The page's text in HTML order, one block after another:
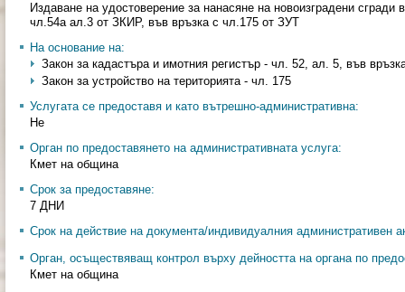
Издаване на удостоверение за нанасяне на новоизградени
чл.54а ал.3 от ЗКИР, във връзка с чл.175 от ЗУТ
На основание на:
Закон за кадастъра и имотния регистър - чл. 52, ал. 5, във
Закон за устройство на територията - чл. 175
Услугата се предоставя и като вътрешно-административна:
Не
Орган по предоставянето на административната услуга:
Кмет на община
Срок за предоставяне:
7 ДНИ
Срок на действие на документа/индивидуалния административен
Орган, осъществяващ контрол върху дейността на органа по
Кмет на община